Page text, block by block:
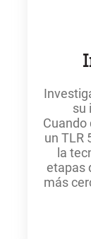
su
Cuando
un TLR
la
etapas
más